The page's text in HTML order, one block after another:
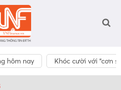
hôm nay Khóc cười với “cơn